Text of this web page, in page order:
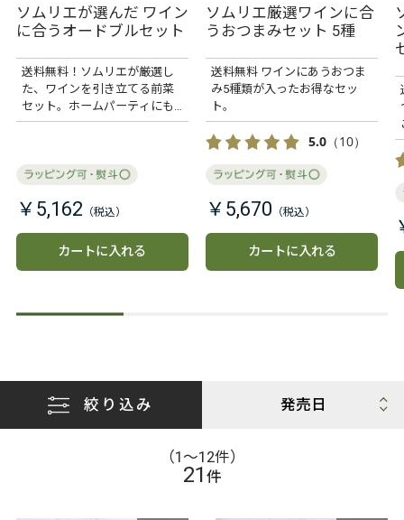
ソムリエが選んだ ワイン
に合うオードブルセット
送料無料！ソムリエが厳選し
た、ワインを引き立てる前菜
セット。ホームパーティにも
ぴったりの贅沢な味わいを詰
￥5,162
カートに入れる
ソムリエ厳選ワインに合
うおつまみセット 5種
送料無料 ワインにあうおつま
み5種類が入ったお得なセッ
ト。
5.0 （10）
￥5,670
カートに入れる
絞り込み
（1〜12件）
21件